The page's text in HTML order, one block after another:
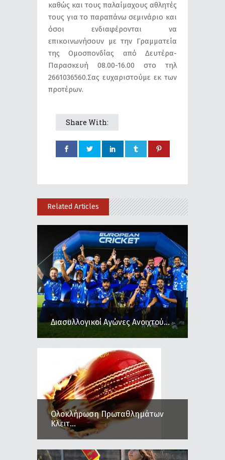
καθώς και τους παλαίμαχους αθλητές
τους για το παραπάνω σεμινάριο και
όσοι ενδιαφέρονται να
επικοινωνήσουν με την Γραμματεία
της Ομοσπονδίας από Δευτέρα-
Παρασκευή 08.00-16.00 στο τηλ
2661036560.Σας ευχαριστούμε εκ των
προτέρων.
Share With:
Related Articles
Διασυλλογικοί Αγώνες Ανοιχτού...
Ολοκλήρωση Πρωταθλημάτων
Κλειτ...